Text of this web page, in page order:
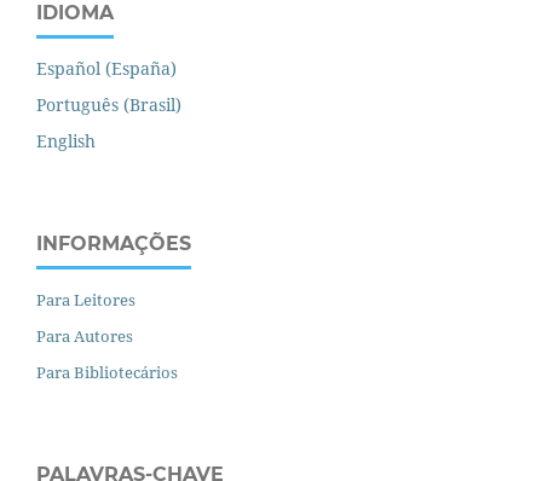
IDIOMA
Español (España)
Português (Brasil)
English
INFORMAÇÕES
Para Leitores
Para Autores
Para Bibliotecários
PALAVRAS-CHAVE